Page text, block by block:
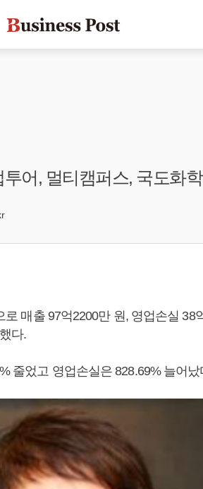
어, 멀티캠퍼스, 국도화학
매출 97억2200만 원, 영업손실 38
다.
줄었고 영업손실은 828.69% 늘어났